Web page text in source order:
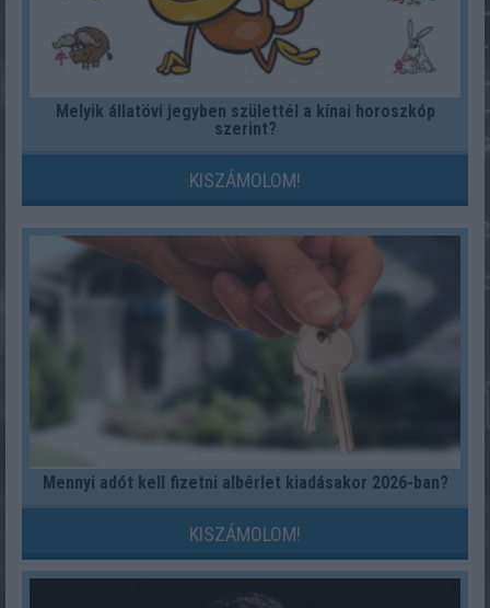
Melyik állatövi jegyben születtél a kínai horoszkóp
szerint?
KISZÁMOLOM!
Mennyi adót kell fizetni albérlet kiadásakor 2026-ban?
KISZÁMOLOM!